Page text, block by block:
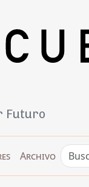
Futuro
Archivo